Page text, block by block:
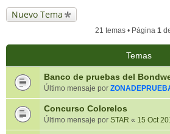
Nuevo Tema
21 temas • Página 1
Temas
Banco de pruebas del
Último mensaje por
Concurso Colorelos
Último mensaje por STAR « 15 Oct